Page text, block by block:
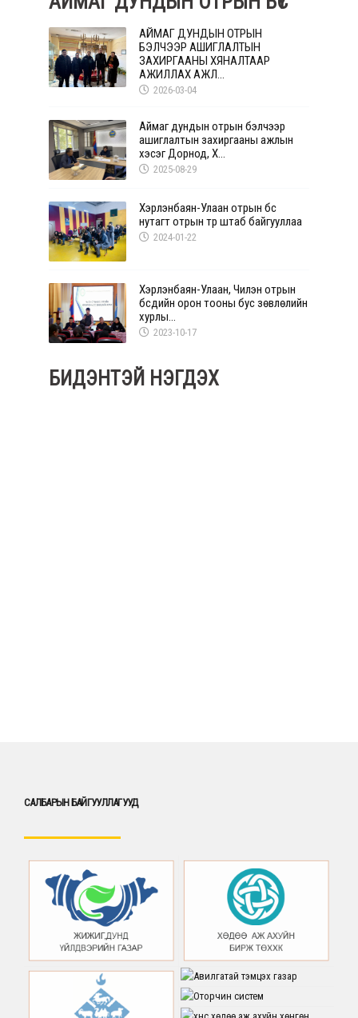
АЙМАГ ДУНДЫН ОТРЫН
БЭЛЧЭЭР АШИГЛАЛТЫН
ЗАХИРГААНЫ ХЯНАЛТААР
АЖИЛЛАХ АЖЛ...
2026-03-04
Аймаг дундын отрын бэлчээр
ашиглалтын захиргааны ажлын
хэсэг Дорнод, Х...
2025-08-29
Хэрлэнбаян-Улаан отрын бүс
нутагт отрын түр штаб байгууллаа
2024-01-22
Хэрлэнбаян-Улаан, Чилэн отрын
бүсүүдийн орон тооны бус зөвлөлийн
хурлы...
2023-10-17
БИДЭНТЭЙ НЭГДЭХ
САЛБАРЫН БАЙГУУЛЛАГУУД